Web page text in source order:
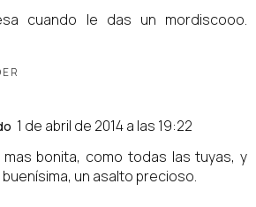
cuando le das un mordiscooo.
1 de abril de 2014 a las 19:22
bonita, como todas las tuyas, y
un asalto precioso.